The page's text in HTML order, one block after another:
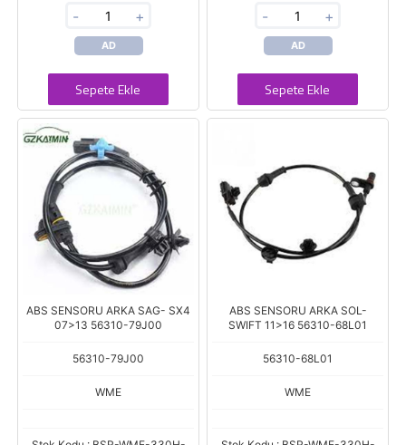
- +
AD
Sepete Ekle
- +
AD
Sepete Ekle
ABS SENSORU ARKA SAG- SX4
07>13 56310-79J00
56310-79J00
WME
ABS SENSORU ARKA SOL-
SWIFT 11>16 56310-68L01
56310-68L01
WME